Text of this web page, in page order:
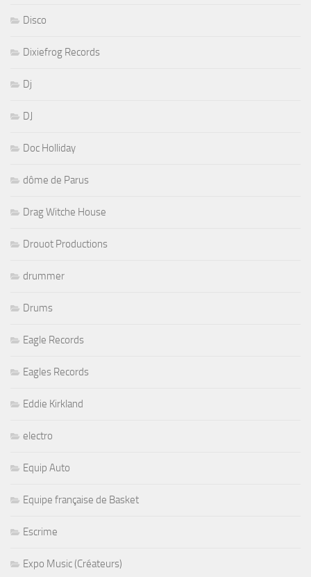
Disco
Dixiefrog Records
Dj
DJ
Doc Holliday
dôme de Parus
Drag Witche House
Drouot Productions
drummer
Drums
Eagle Records
Eagles Records
Eddie Kirkland
electro
Equip Auto
Equipe française de Basket
Escrime
Expo Music (Créateurs)